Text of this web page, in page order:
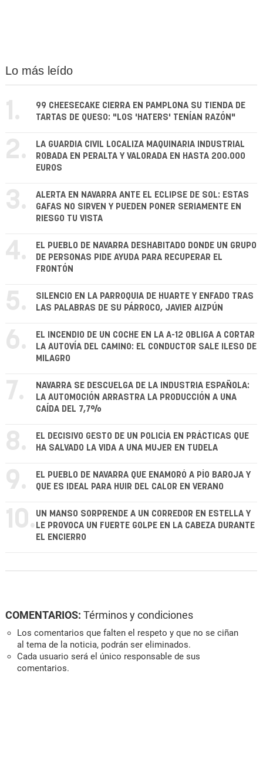
Lo más leído
1.
99 CHEESECAKE CIERRA EN PAMPLONA SU TIENDA DE
TARTAS DE QUESO: "LOS 'HATERS' TENÍAN RAZÓN"
2.
LA GUARDIA CIVIL LOCALIZA MAQUINARIA INDUSTRIAL
ROBADA EN PERALTA Y VALORADA EN HASTA 200.000
EUROS
3.
ALERTA EN NAVARRA ANTE EL ECLIPSE DE SOL: ESTAS
GAFAS NO SIRVEN Y PUEDEN PONER SERIAMENTE EN
RIESGO TU VISTA
4.
EL PUEBLO DE NAVARRA DESHABITADO DONDE UN GRUPO
DE PERSONAS PIDE AYUDA PARA RECUPERAR EL
FRONTÓN
5.
SILENCIO EN LA PARROQUIA DE HUARTE Y ENFADO TRAS
LAS PALABRAS DE SU PÁRROCO, JAVIER AIZPÚN
6.
EL INCENDIO DE UN COCHE EN LA A-12 OBLIGA A CORTAR
LA AUTOVÍA DEL CAMINO: EL CONDUCTOR SALE ILESO DE
MILAGRO
7.
NAVARRA SE DESCUELGA DE LA INDUSTRIA ESPAÑOLA:
LA AUTOMOCIÓN ARRASTRA LA PRODUCCIÓN A UNA
CAÍDA DEL 7,7%
8.
EL DECISIVO GESTO DE UN POLICÍA EN PRÁCTICAS QUE
HA SALVADO LA VIDA A UNA MUJER EN TUDELA
9.
EL PUEBLO DE NAVARRA QUE ENAMORÓ A PÍO BAROJA Y
QUE ES IDEAL PARA HUIR DEL CALOR EN VERANO
10. UN MANSO SORPRENDE A UN CORREDOR EN ESTELLA Y
LE PROVOCA UN FUERTE GOLPE EN LA CABEZA DURANTE
EL ENCIERRO
COMENTARIOS: Términos y condiciones
Los comentarios que falten el respeto y que no se ciñan
al tema de la noticia, podrán ser eliminados.
Cada usuario será el único responsable de sus
comentarios.